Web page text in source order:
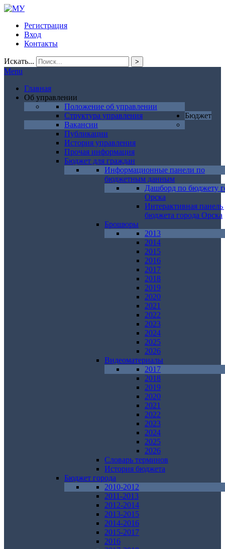
Регистрация
Вход
Контакты
Искать... >
Menu
Главная
Об управлении
Положение об управлении
Структура управления
Вакансии
Публикации
История управления
Прочая информация
Бюджет
Бюджет для граждан
Информационные панели по
бюджетным данным
Дашборд по бюджету
Орска
Интерактивная панель
бюджета города Орска
Брошюры
2013
2014
2015
2016
2017
2018
2019
2020
2021
2022
2023
2024
2025
2026
Видеоматериалы
2017
2018
2019
2020
2021
2022
2023
2024
2025
2026
Словарь терминов
История бюджета
Бюджет города
2010-2012
2011-2013
2012-2014
2013-2015
2014-2016
2015-2017
2016